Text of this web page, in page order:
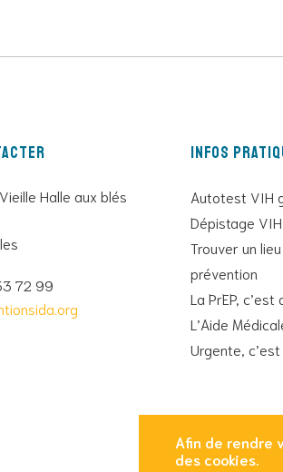
Halle aux blés
72 99
Infos
Autotest VIH
Dépistage
Trouver un
prévention
La PrEP, c’est
L’Aide
Urgente,
Afin de rendre
des cookies.